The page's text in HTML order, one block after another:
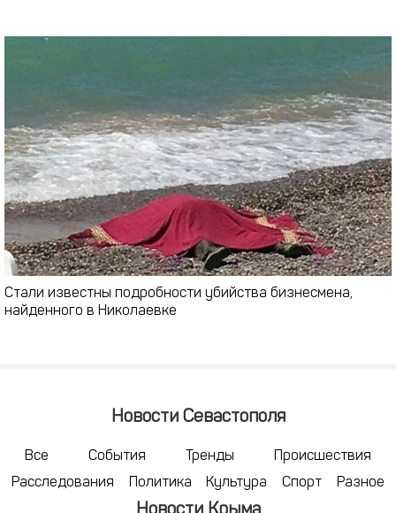
Стали известны подробности убийства бизнесмена,
найденного в Николаевке
Новости Севастополя
Все События Тренды
Происшествия
Расследования
Политика Культура Спорт Разное